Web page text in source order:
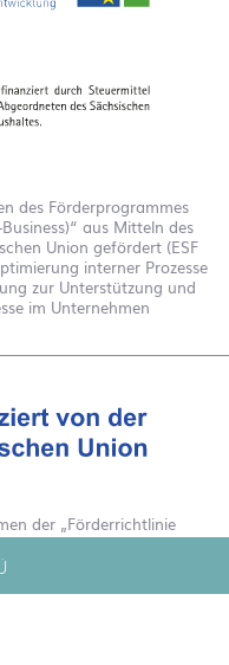
des Förderprogrammes
aus Mitteln des
Union gefördert (ESF
interner Prozesse
zur Unterstützung und
im Unternehmen
der „Förderrichtlinie
2027“ gefördert. Hierdurch
unserem Webshop